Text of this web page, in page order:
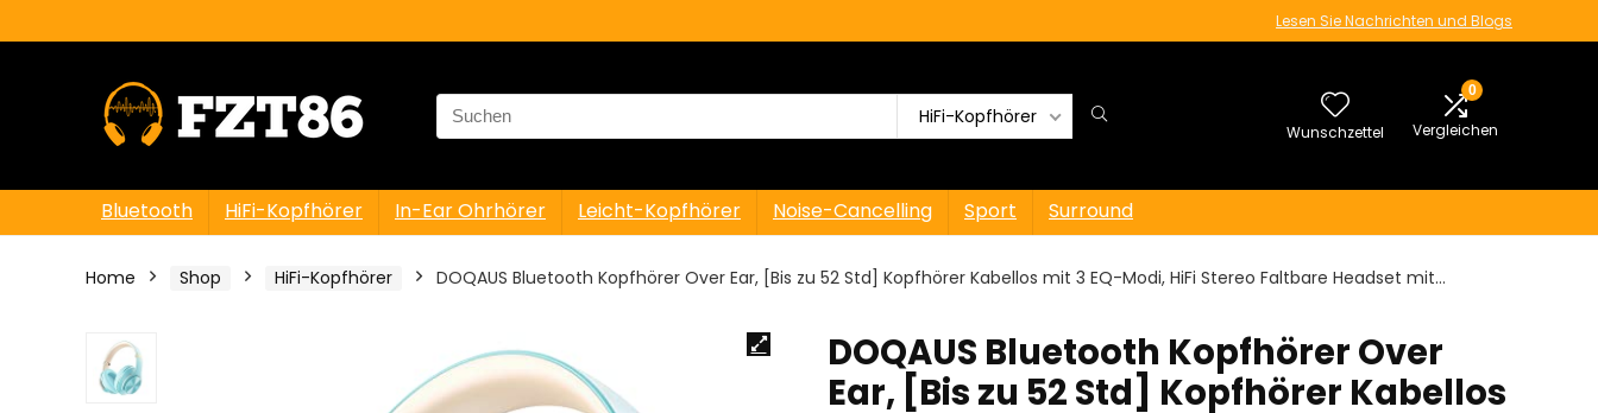
Lesen Sie Nachrichten und Blogs
Search
for:
HiFi-Kopfhörer
Wunschzettel
0
Vergleichen
Bluetooth HiFi-Kopfhörer In-Ear Ohrhörer Leicht-Kopfhörer Noise-Cancelling Sport Surround
Home Shop HiFi-Kopfhörer DOQAUS Bluetooth Kopfhörer Over Ear, [Bis zu 52 Std] Kopfhörer Kabellos mit 3 EQ-Modi, HiFi Stereo Faltbare Headset mit…
DOQAUS Bluetooth Kopfhörer Over
Ear, [Bis zu 52 Std] Kopfhörer Kabellos